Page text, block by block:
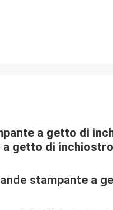
a getto di
getto di
stampante a